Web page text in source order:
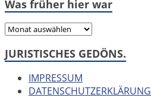
Was früher hier war
Was
hier
JURISTISCHES GEDÖNS.
IMPRESSUM
DATENSCHUTZERKLÄRUNG